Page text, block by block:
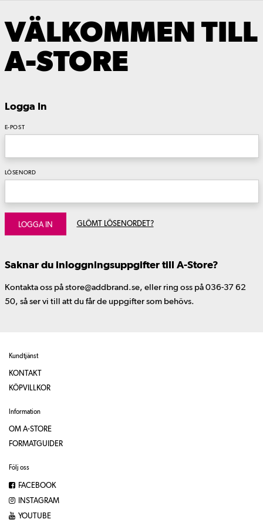
VÄLKOMMEN TILL
A-STORE
Logga In
E-POST
LÖSENORD
LOGGA IN GLÖMT LÖSENORDET?
Saknar du inloggningsuppgifter till A-Store?
Kontakta oss på store@addbrand.se, eller ring oss på 036-37 62
50, så ser vi till att du får de uppgifter som behövs.
Kundtjänst
KONTAKT
KÖPVILLKOR
Information
OM A-STORE
FORMATGUIDER
Följ oss
FACEBOOK
INSTAGRAM
YOUTUBE